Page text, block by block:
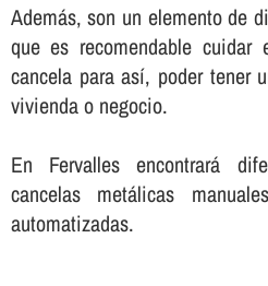
Además, son un elemento de
que es recomendable
cancela para así­, poder tener
vivienda o negocio.
En Fervalles encontrará
cancelas metálicas
automatizadas.